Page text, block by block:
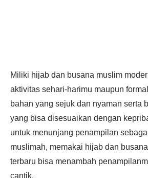
Miliki hijab dan busana muslim
aktivitas sehari-harimu maupun
bahan yang sejuk dan nyaman serta
yang bisa disesuaikan dengan
untuk menunjang penampilan
muslimah, memakai hijab dan
terbaru bisa menambah
cantik.